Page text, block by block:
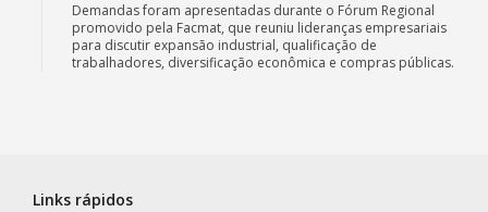
Demandas foram apresentadas durante o Fórum Regional
promovido pela Facmat, que reuniu lideranças empresariais
para discutir expansão industrial, qualificação de
trabalhadores, diversificação econômica e compras públicas.
Links rápidos